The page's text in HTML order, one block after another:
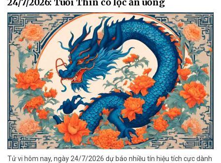
24/7/2026: Tuổi Thìn có lộc ăn uống
Tử vi hôm nay, ngày 24/7/2026 dự báo nhiều tín hiệu tích cực dành